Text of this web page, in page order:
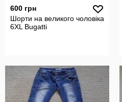
600 грн
Шорти на великого чоловіка
6XL Bugatti